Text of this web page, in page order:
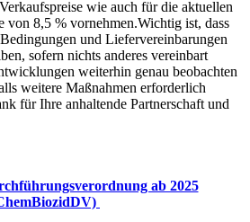
wie auch für die aktuellen
von 8,5 % vornehmen.Wichtig ist, dass
und Liefervereinbarungen
sofern nichts anderes vereinbart
weiterhin genau beobachten
weitere Maßnahmen erforderlich
für Ihre anhaltende Partnerschaft und
ab 2025